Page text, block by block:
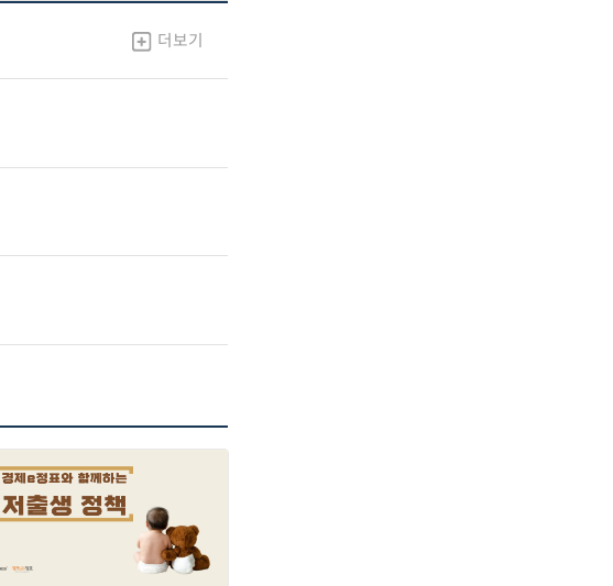
더보기